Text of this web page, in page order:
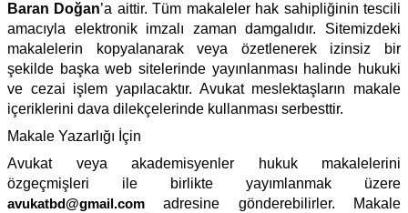
Baran Doğan’a aittir. Tüm makaleler hak sahipliğinin tescili
amacıyla elektronik imzalı zaman damgalıdır. Sitemizdeki
makalelerin kopyalanarak veya özetlenerek izinsiz bir
şekilde başka web sitelerinde yayınlanması halinde hukuki
ve cezai işlem yapılacaktır. Avukat meslektaşların makale
içeriklerini dava dilekçelerinde kullanması serbesttir.
Makale Yazarlığı İçin
Avukat veya akademisyenler hukuk makalelerini
özgeçmişleri ile birlikte yayımlanmak üzere
avukatbd@gmail.com adresine gönderebilirler. Makale